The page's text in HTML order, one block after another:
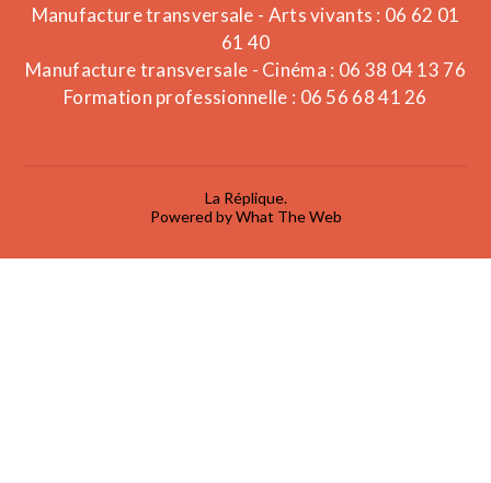
Manufacture transversale - Arts vivants : 06 62 01
61 40
Manufacture transversale - Cinéma : 06 38 04 13 76
Formation professionnelle : 06 56 68 41 26
La Réplique.
Powered by What The Web